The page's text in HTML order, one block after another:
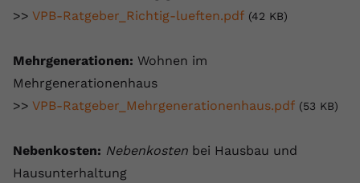
>> VPB-Ratgeber_Richtig-lueften.pdf (42 KB)
Mehrgenerationen: Wohnen im
Mehrgenerationenhaus
>> VPB-Ratgeber_Mehrgenerationenhaus.pdf (53 KB)
Nebenkosten: Nebenkosten bei Hausbau und
Hausunterhaltung